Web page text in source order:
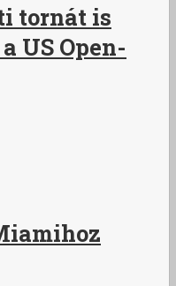
tornát is
US Open-